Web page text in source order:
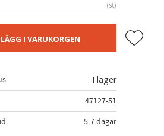
st
LÄGG I VARUKORGEN Lägg till
I lager
47127-51
5-7 dagar